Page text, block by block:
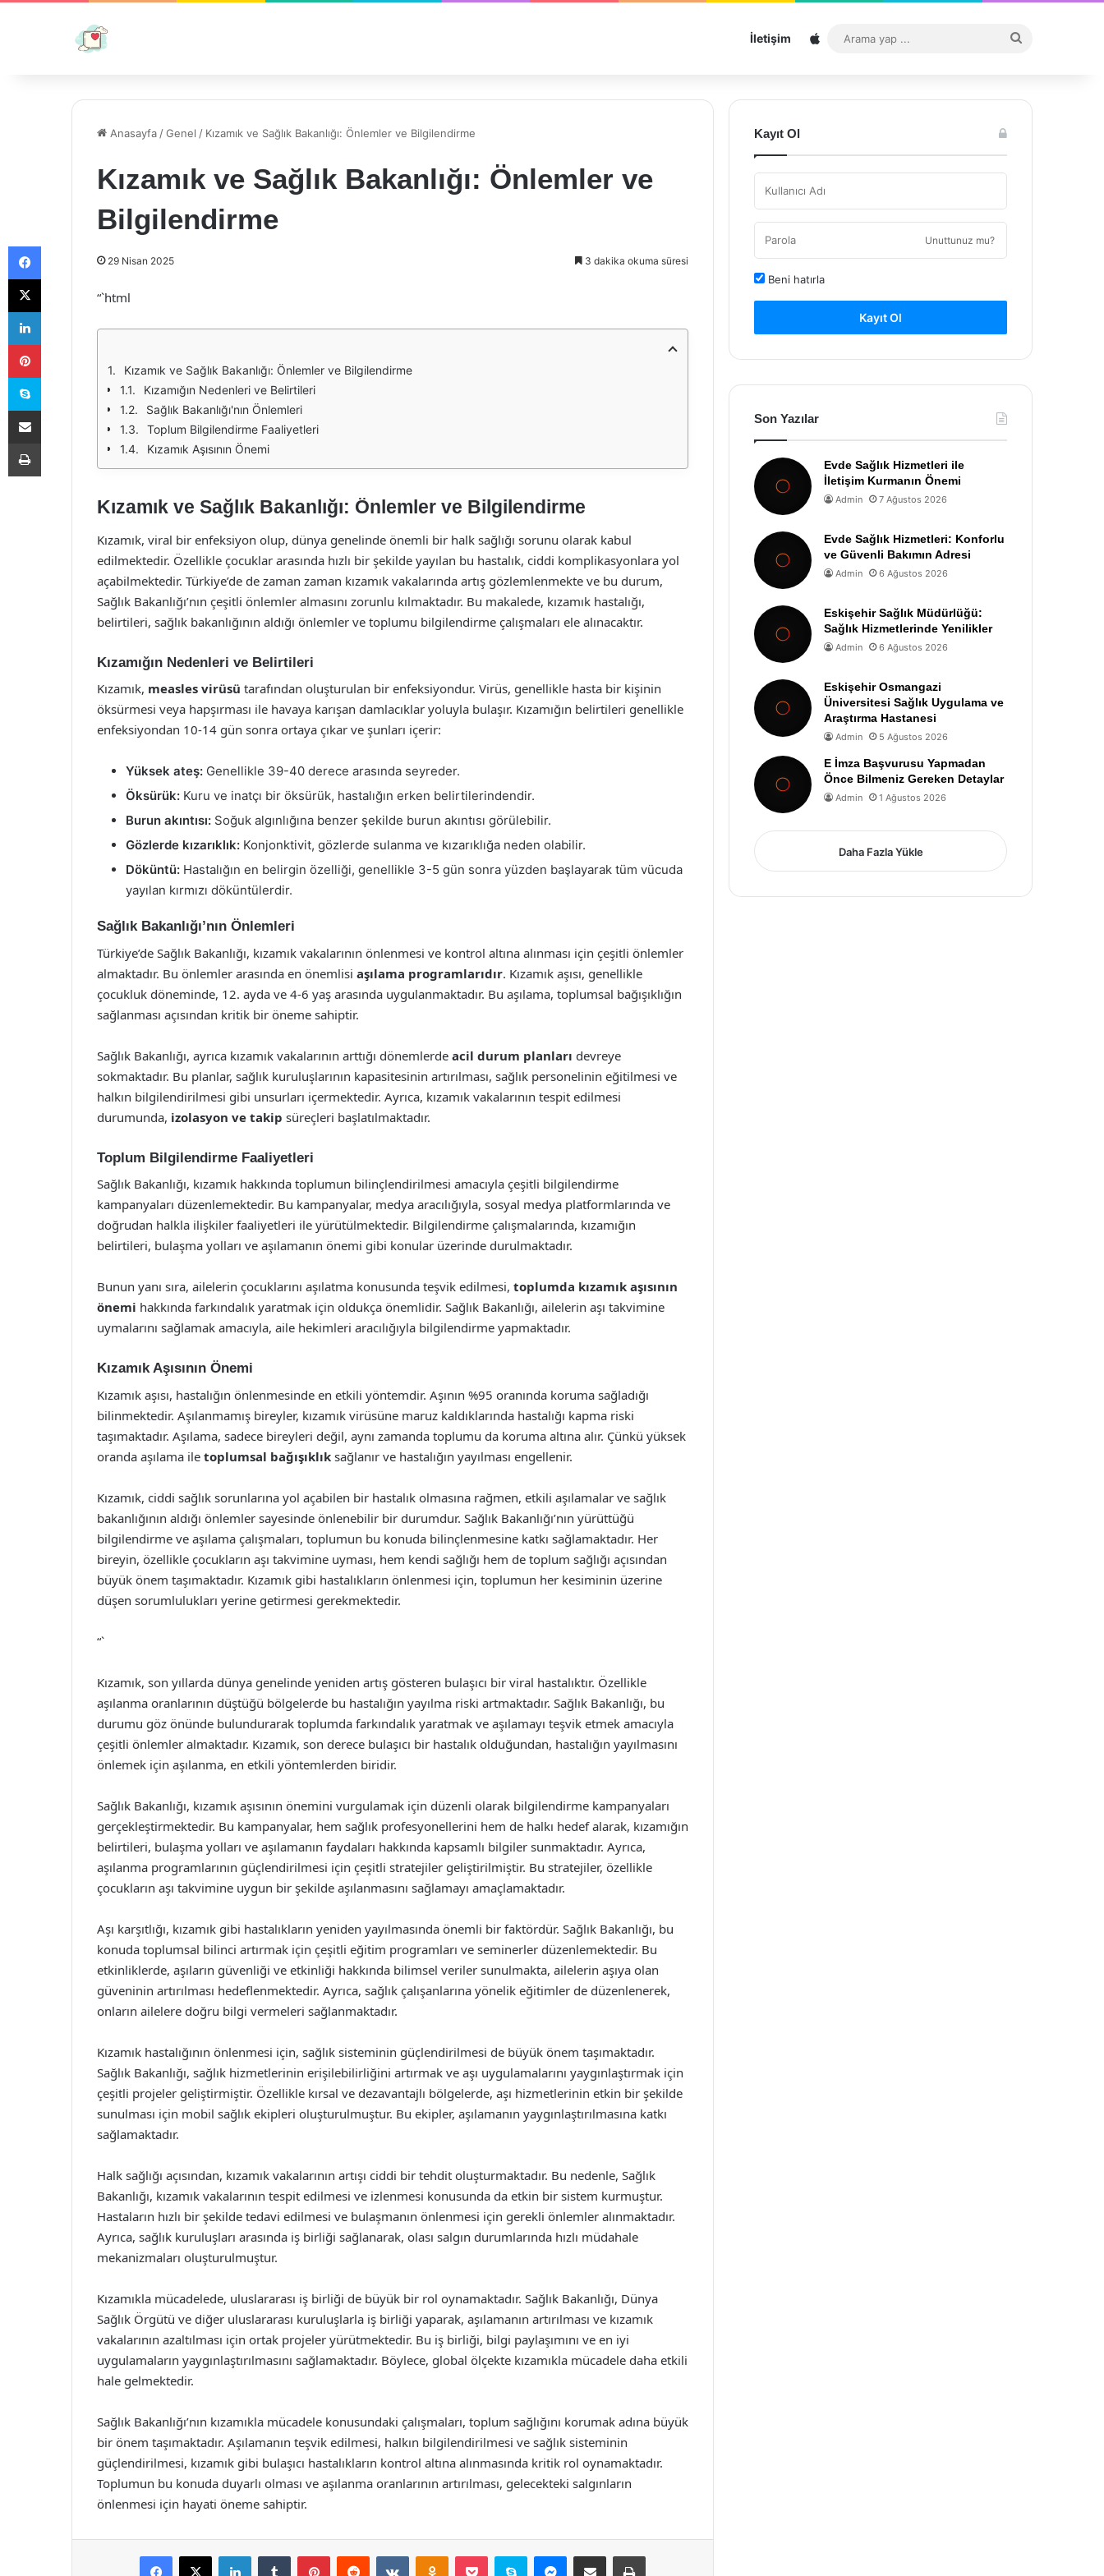
İletişim Sitemap
...
Anasayfa /Genel / Kızamık ve Sağlık Bakanlığı: Önlemler ve Bilgilendirme
Kızamık ve Sağlık Bakanlığı: Önlemler ve
Bilgilendirme
29 Nisan 2025 3 dakika okuma süresi
“`html
Kızamık ve Sağlık Bakanlığı: Önlemler ve Bilgilendirme
Kızamığın Nedenleri ve Belirtileri
Sağlık Bakanlığı'nın Önlemleri
Toplum Bilgilendirme Faaliyetleri
Kızamık Aşısının Önemi
Kızamık ve Sağlık Bakanlığı: Önlemler ve Bilgilendirme
Kızamık, viral bir enfeksiyon olup, dünya genelinde önemli bir halk sağlığı sorunu olarak kabul
edilmektedir. Özellikle çocuklar arasında hızlı bir şekilde yayılan bu hastalık, ciddi komplikasyonlara yol
açabilmektedir. Türkiye’de de zaman zaman kızamık vakalarında artış gözlemlenmekte ve bu durum,
Sağlık Bakanlığı’nın çeşitli önlemler almasını zorunlu kılmaktadır. Bu makalede, kızamık hastalığı,
belirtileri, sağlık bakanlığının aldığı önlemler ve toplumu bilgilendirme çalışmaları ele alınacaktır.
Kızamığın Nedenleri ve Belirtileri
Kızamık, measles virüsü tarafından oluşturulan bir enfeksiyondur. Virüs, genellikle hasta bir kişinin
öksürmesi veya hapşırması ile havaya karışan damlacıklar yoluyla bulaşır. Kızamığın belirtileri genellikle
enfeksiyondan 10-14 gün sonra ortaya çıkar ve şunları içerir:
Yüksek ateş: Genellikle 39-40 derece arasında seyreder.
Öksürük: Kuru ve inatçı bir öksürük, hastalığın erken belirtilerindendir.
Burun akıntısı: Soğuk algınlığına benzer şekilde burun akıntısı görülebilir.
Gözlerde kızarıklık: Konjonktivit, gözlerde sulanma ve kızarıklığa neden olabilir.
Döküntü: Hastalığın en belirgin özelliği, genellikle 3-5 gün sonra yüzden başlayarak tüm vücuda
yayılan kırmızı döküntülerdir.
Sağlık Bakanlığı’nın Önlemleri
Türkiye’de Sağlık Bakanlığı, kızamık vakalarının önlenmesi ve kontrol altına alınması için çeşitli önlemler
almaktadır. Bu önlemler arasında en önemlisi aşılama programlarıdır. Kızamık aşısı, genellikle
çocukluk döneminde, 12. ayda ve 4-6 yaş arasında uygulanmaktadır. Bu aşılama, toplumsal bağışıklığın
sağlanması açısından kritik bir öneme sahiptir.
Sağlık Bakanlığı, ayrıca kızamık vakalarının arttığı dönemlerde acil durum planları devreye
sokmaktadır. Bu planlar, sağlık kuruluşlarının kapasitesinin artırılması, sağlık personelinin eğitilmesi ve
halkın bilgilendirilmesi gibi unsurları içermektedir. Ayrıca, kızamık vakalarının tespit edilmesi
durumunda, izolasyon ve takip süreçleri başlatılmaktadır.
Toplum Bilgilendirme Faaliyetleri
Sağlık Bakanlığı, kızamık hakkında toplumun bilinçlendirilmesi amacıyla çeşitli bilgilendirme
kampanyaları düzenlemektedir. Bu kampanyalar, medya aracılığıyla, sosyal medya platformlarında ve
doğrudan halkla ilişkiler faaliyetleri ile yürütülmektedir. Bilgilendirme çalışmalarında, kızamığın
belirtileri, bulaşma yolları ve aşılamanın önemi gibi konular üzerinde durulmaktadır.
Bunun yanı sıra, ailelerin çocuklarını aşılatma konusunda teşvik edilmesi, toplumda kızamık aşısının
önemi hakkında farkındalık yaratmak için oldukça önemlidir. Sağlık Bakanlığı, ailelerin aşı takvimine
uymalarını sağlamak amacıyla, aile hekimleri aracılığıyla bilgilendirme yapmaktadır.
Kızamık Aşısının Önemi
Kızamık aşısı, hastalığın önlenmesinde en etkili yöntemdir. Aşının %95 oranında koruma sağladığı
bilinmektedir. Aşılanmamış bireyler, kızamık virüsüne maruz kaldıklarında hastalığı kapma riski
taşımaktadır. Aşılama, sadece bireyleri değil, aynı zamanda toplumu da koruma altına alır. Çünkü yüksek
oranda aşılama ile toplumsal bağışıklık sağlanır ve hastalığın yayılması engellenir.
Kızamık, ciddi sağlık sorunlarına yol açabilen bir hastalık olmasına rağmen, etkili aşılamalar ve sağlık
bakanlığının aldığı önlemler sayesinde önlenebilir bir durumdur. Sağlık Bakanlığı’nın yürüttüğü
bilgilendirme ve aşılama çalışmaları, toplumun bu konuda bilinçlenmesine katkı sağlamaktadır. Her
bireyin, özellikle çocukların aşı takvimine uyması, hem kendi sağlığı hem de toplum sağlığı açısından
büyük önem taşımaktadır. Kızamık gibi hastalıkların önlenmesi için, toplumun her kesiminin üzerine
düşen sorumlulukları yerine getirmesi gerekmektedir.
“`
Kızamık, son yıllarda dünya genelinde yeniden artış gösteren bulaşıcı bir viral hastalıktır. Özellikle
aşılanma oranlarının düştüğü bölgelerde bu hastalığın yayılma riski artmaktadır. Sağlık Bakanlığı, bu
durumu göz önünde bulundurarak toplumda farkındalık yaratmak ve aşılamayı teşvik etmek amacıyla
çeşitli önlemler almaktadır. Kızamık, son derece bulaşıcı bir hastalık olduğundan, hastalığın yayılmasını
önlemek için aşılanma, en etkili yöntemlerden biridir.
Sağlık Bakanlığı, kızamık aşısının önemini vurgulamak için düzenli olarak bilgilendirme kampanyaları
gerçekleştirmektedir. Bu kampanyalar, hem sağlık profesyonellerini hem de halkı hedef alarak, kızamığın
belirtileri, bulaşma yolları ve aşılamanın faydaları hakkında kapsamlı bilgiler sunmaktadır. Ayrıca,
aşılanma programlarının güçlendirilmesi için çeşitli stratejiler geliştirilmiştir. Bu stratejiler, özellikle
çocukların aşı takvimine uygun bir şekilde aşılanmasını sağlamayı amaçlamaktadır.
Aşı karşıtlığı, kızamık gibi hastalıkların yeniden yayılmasında önemli bir faktördür. Sağlık Bakanlığı, bu
konuda toplumsal bilinci artırmak için çeşitli eğitim programları ve seminerler düzenlemektedir. Bu
etkinliklerde, aşıların güvenliği ve etkinliği hakkında bilimsel veriler sunulmakta, ailelerin aşıya olan
güveninin artırılması hedeflenmektedir. Ayrıca, sağlık çalışanlarına yönelik eğitimler de düzenlenerek,
onların ailelere doğru bilgi vermeleri sağlanmaktadır.
Kızamık hastalığının önlenmesi için, sağlık sisteminin güçlendirilmesi de büyük önem taşımaktadır.
Sağlık Bakanlığı, sağlık hizmetlerinin erişilebilirliğini artırmak ve aşı uygulamalarını yaygınlaştırmak için
çeşitli projeler geliştirmiştir. Özellikle kırsal ve dezavantajlı bölgelerde, aşı hizmetlerinin etkin bir şekilde
sunulması için mobil sağlık ekipleri oluşturulmuştur. Bu ekipler, aşılamanın yaygınlaştırılmasına katkı
sağlamaktadır.
Halk sağlığı açısından, kızamık vakalarının artışı ciddi bir tehdit oluşturmaktadır. Bu nedenle, Sağlık
Bakanlığı, kızamık vakalarının tespit edilmesi ve izlenmesi konusunda da etkin bir sistem kurmuştur.
Hastaların hızlı bir şekilde tedavi edilmesi ve bulaşmanın önlenmesi için gerekli önlemler alınmaktadır.
Ayrıca, sağlık kuruluşları arasında iş birliği sağlanarak, olası salgın durumlarında hızlı müdahale
mekanizmaları oluşturulmuştur.
Kızamıkla mücadelede, uluslararası iş birliği de büyük bir rol oynamaktadır. Sağlık Bakanlığı, Dünya
Sağlık Örgütü ve diğer uluslararası kuruluşlarla iş birliği yaparak, aşılamanın artırılması ve kızamık
vakalarının azaltılması için ortak projeler yürütmektedir. Bu iş birliği, bilgi paylaşımını ve en iyi
uygulamaların yaygınlaştırılmasını sağlamaktadır. Böylece, global ölçekte kızamıkla mücadele daha etkili
hale gelmektedir.
Sağlık Bakanlığı’nın kızamıkla mücadele konusundaki çalışmaları, toplum sağlığını korumak adına büyük
bir önem taşımaktadır. Aşılamanın teşvik edilmesi, halkın bilgilendirilmesi ve sağlık sisteminin
güçlendirilmesi, kızamık gibi bulaşıcı hastalıkların kontrol altına alınmasında kritik rol oynamaktadır.
Toplumun bu konuda duyarlı olması ve aşılanma oranlarının artırılması, gelecekteki salgınların
önlenmesi için hayati öneme sahiptir.
Facebook
X LinkedInTumblr PinterestReddit VKontakteOdnoklassniki
Pocket Skype Messenger
E-Posta ile paylaş Yazdır
Kayıt Ol
Unuttunuz mu?
Beni hatırla
Kayıt Ol
Son Yazılar
Evde Sağlık Hizmetleri ile
İletişim Kurmanın Önemi
Admin 7 Ağustos 2026
Evde Sağlık Hizmetleri: Konforlu
ve Güvenli Bakımın Adresi
Admin 6 Ağustos 2026
Eskişehir Sağlık Müdürlüğü:
Sağlık Hizmetlerinde Yenilikler
Admin 6 Ağustos 2026
Eskişehir Osmangazi
Üniversitesi Sağlık Uygulama ve
Araştırma Hastanesi
Admin 5 Ağustos 2026
E İmza Başvurusu Yapmadan
Önce Bilmeniz Gereken Detaylar
Admin 1 Ağustos 2026
Daha Fazla Yükle
Facebook
X
LinkedIn
Pinterest
Skype
E-Posta ile paylaş